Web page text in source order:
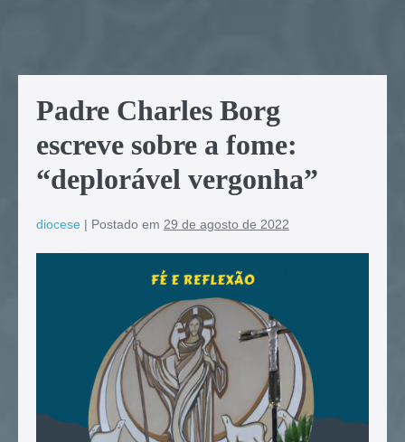
Padre Charles Borg
escreve sobre a fome:
“deplorável vergonha”
diocese | Postado em 29 de agosto de 2022